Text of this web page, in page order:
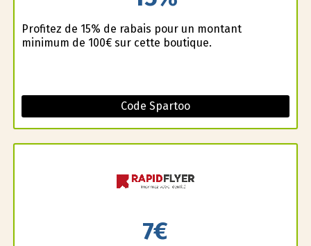
Profitez de 15% de rabais pour un montant
minimum de 100€ sur cette boutique.
Code Spartoo
7€